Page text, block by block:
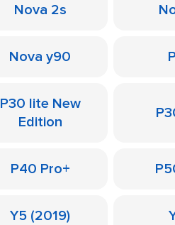
Nova 2s
Nova y90
P30 lite New
Edition
P40 Pro+
Y5 (2019)